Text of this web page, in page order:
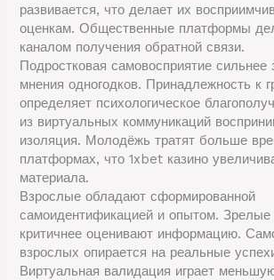
развивается, что делает их
оценкам. Общественные платформы
каналом получения обратной связи.
Подростковая самовосприятие сильнее
мнения одногодков. Принадлежность к
определяет психологическое
из виртуальных коммуникаций
изоляция. Молодёжь тратят больше
платформах, что 1xbet казино
материала.
Взрослые обладают сформированной
самоидентификацией и опытом. Зрелые
критичнее оценивают информацию.
взрослых опирается на реальные
Виртуальная валидация играет